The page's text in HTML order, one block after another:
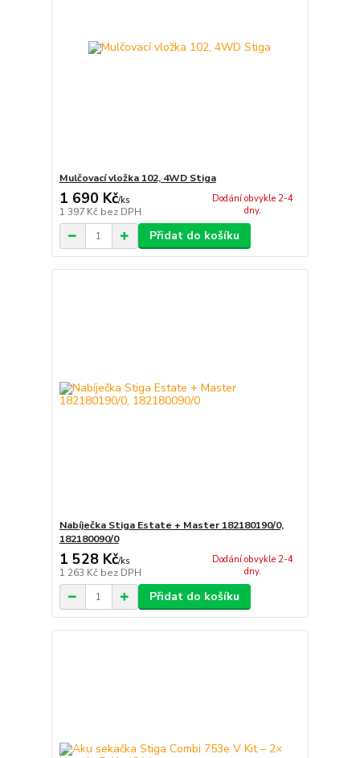
Mulčovací vložka 102, 4WD Stiga
1 690 Kč/ks
1 397 Kč bez DPH
Dodání obvykle 2-4
dny.
Přidat do košíku
Nabíječka Stiga Estate + Master 182180190/0,
182180090/0
1 528 Kč/ks
1 263 Kč bez DPH
Dodání obvykle 2-4
dny.
Přidat do košíku